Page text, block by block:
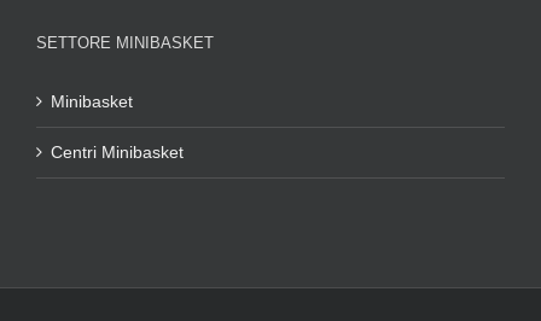
SETTORE MINIBASKET
Minibasket
Centri Minibasket